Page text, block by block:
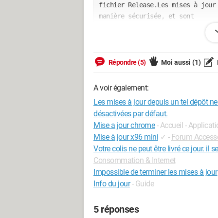
fichier Release.Les mises à
manière sécurisée, et sont
https://linux.teamviewer.com/
443]Le dépôt
https://linux.teamviewer.com/
mises à jour depuis un tel
dépôt ne peuvent s'effectuer de
défaut.Voir les pages de
manuel d'apt-secure(8) pour la
configuration d'un
de GPG : https://repo.skype.com/
suivantes ne sont pas valables :
EXPKEYSIG 1F3045A5DF7587C3
Répondre (5) Moi aussi (1)
A voir également:
Les mises à jour depuis un tel dépôt
désactivées par défaut.
Mise a jour chrome - Accueil -
Mise à jour x96 mini ✓ - Forum
Votre colis ne peut être livré ce jour. il
Consommation & Internet
Impossible de terminer les mises à jour
Info du jour - Guide
5 réponses